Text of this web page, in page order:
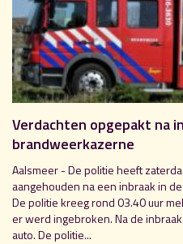
Verdachten opgepakt na
brandweerkazerne
Aalsmeer - De politie heeft
aangehouden na een inbraak in
De politie kreeg rond 03.40 uur
er werd ingebroken. Na de
auto. De politie...